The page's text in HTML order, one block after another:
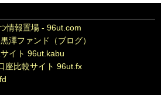
情報置場 - 96ut.com
澤ファンド（ブログ）
イト 96ut.kabu
座比較サイト 96ut.fx